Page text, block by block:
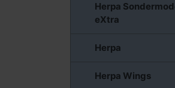
Herpa
eXtra
Herpa
Herpa Wings